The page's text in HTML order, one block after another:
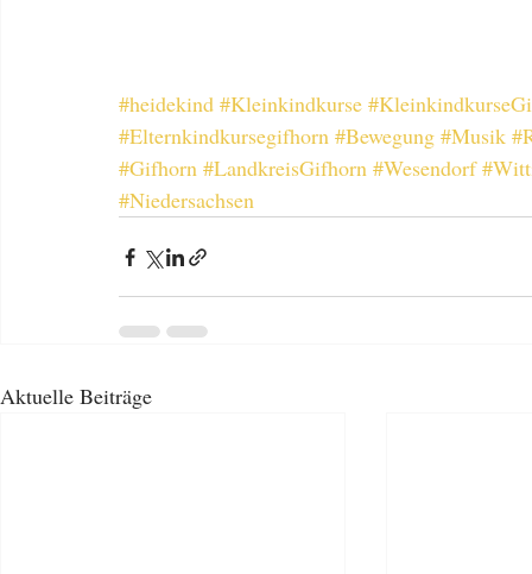
#heidekind #Kleinkindkurse
#Elternkindkursegifhorn #Bewegung #Musik
#Gifhorn #LandkreisGifhorn #Wesendorf
#Niedersachsen
Aktuelle Beiträge